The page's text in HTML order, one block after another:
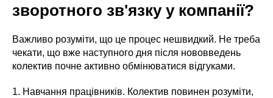
зворотного зв'язку у компанії?
Важливо розуміти, що це процес нешвидкий. Не треба
чекати, що вже наступного дня після нововведень
колектив почне активно обмінюватися відгуками.
1. Навчання працівників. Колектив повинен розуміти,